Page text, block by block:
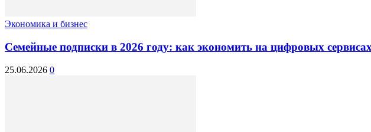
Экономика и бизнес
Семейные подписки в 2026 году: как экономить на цифровых
25.06.2026 0